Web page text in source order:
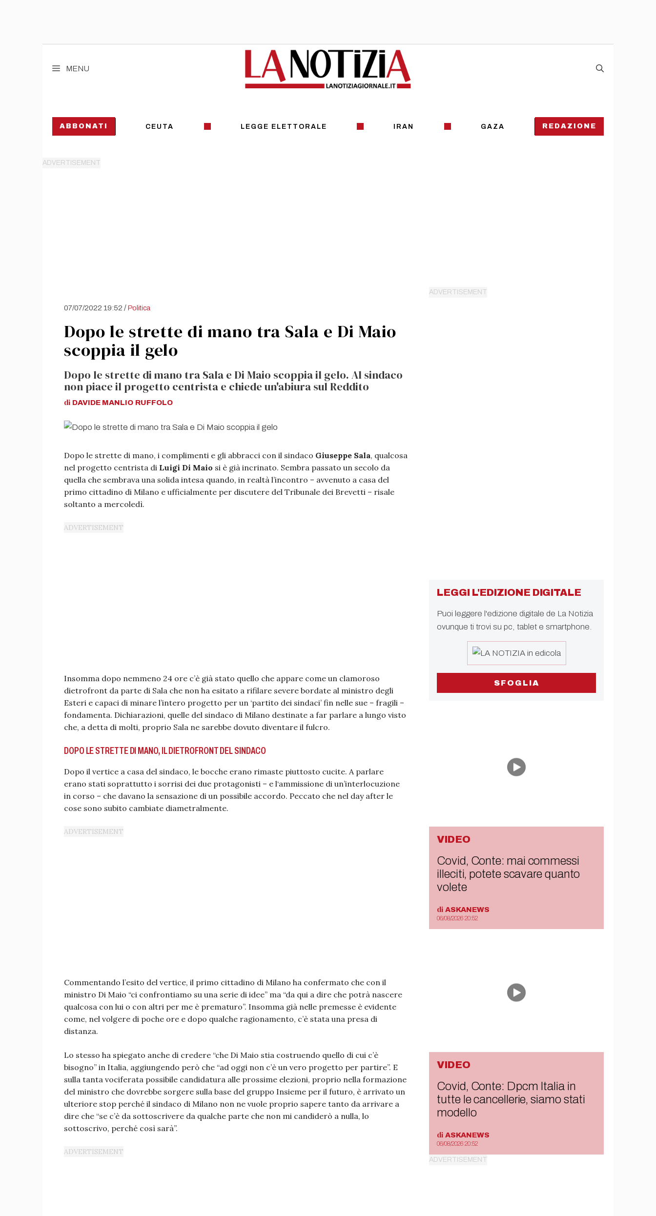
MENU
ABBONATI CEUTA LEGGE ELETTORALE IRAN GAZA REDAZIONE
07/07/2022 19:52 /Politica
Dopo le strette di mano tra Sala e Di Maio
scoppia il gelo
Dopo le strette di mano tra Sala e Di Maio scoppia il gelo. Al sindaco
non piace il progetto centrista e chiede un'abiura sul Reddito
di DAVIDE MANLIO RUFFOLO
Dopo le strette di mano, i complimenti e gli abbracci con il sindaco Giuseppe Sala, qualcosa
nel progetto centrista di Luigi Di Maio si è già incrinato. Sembra passato un secolo da
quella che sembrava una solida intesa quando, in realtà l’incontro – avvenuto a casa del
primo cittadino di Milano e ufficialmente per discutere del Tribunale dei Brevetti – risale
soltanto a mercoledì.
Insomma dopo nemmeno 24 ore c’è già stato quello che appare come un clamoroso
dietrofront da parte di Sala che non ha esitato a rifilare severe bordate al ministro degli
Esteri e capaci di minare l’intero progetto per un ‘partito dei sindaci’ fin nelle sue – fragili –
fondamenta. Dichiarazioni, quelle del sindaco di Milano destinate a far parlare a lungo visto
che, a detta di molti, proprio Sala ne sarebbe dovuto diventare il fulcro.
DOPO LE STRETTE DI MANO, IL DIETROFRONT DEL SINDACO
Dopo il vertice a casa del sindaco, le bocche erano rimaste piuttosto cucite. A parlare
erano stati soprattutto i sorrisi dei due protagonisti – e l‘ammissione di un’interlocuzione
in corso – che davano la sensazione di un possibile accordo. Peccato che nel day after le
cose sono subito cambiate diametralmente.
Commentando l’esito del vertice, il primo cittadino di Milano ha confermato che con il
ministro Di Maio “ci confrontiamo su una serie di idee” ma “da qui a dire che potrà nascere
qualcosa con lui o con altri per me è prematuro”. Insomma già nelle premesse è evidente
come, nel volgere di poche ore e dopo qualche ragionamento, c’è stata una presa di
distanza.
Lo stesso ha spiegato anche di credere “che Di Maio stia costruendo quello di cui c’è
bisogno” in Italia, aggiungendo però che “ad oggi non c’è un vero progetto per partire”. E
sulla tanta vociferata possibile candidatura alle prossime elezioni, proprio nella formazione
del ministro che dovrebbe sorgere sulla base del gruppo Insieme per il futuro, è arrivato un
ulteriore stop perché il sindaco di Milano non ne vuole proprio sapere tanto da arrivare a
dire che “se c’è da sottoscrivere da qualche parte che non mi candiderò a nulla, lo
sottoscrivo, perché così sarà”.
LEGGI L'EDIZIONE DIGITALE
Puoi leggere l'edizione digitale de La Notizia
ovunque ti trovi su pc, tablet e smartphone.
SFOGLIA
VIDEO
Covid, Conte: mai commessi
illeciti, potete scavare quanto
volete
di ASKANEWS
06/08/2026 20:52
VIDEO
Covid, Conte: Dpcm Italia in
tutte le cancellerie, siamo stati
modello
di ASKANEWS
06/08/2026 20:52